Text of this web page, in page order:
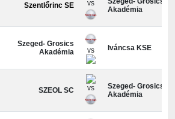
Szentlőrinc SE vs
Akadémia
Szeged- Grosics
Akadémia
vs Iváncsa KSE
SZEOL SC vs
Szeged- Grosics
Akadémia